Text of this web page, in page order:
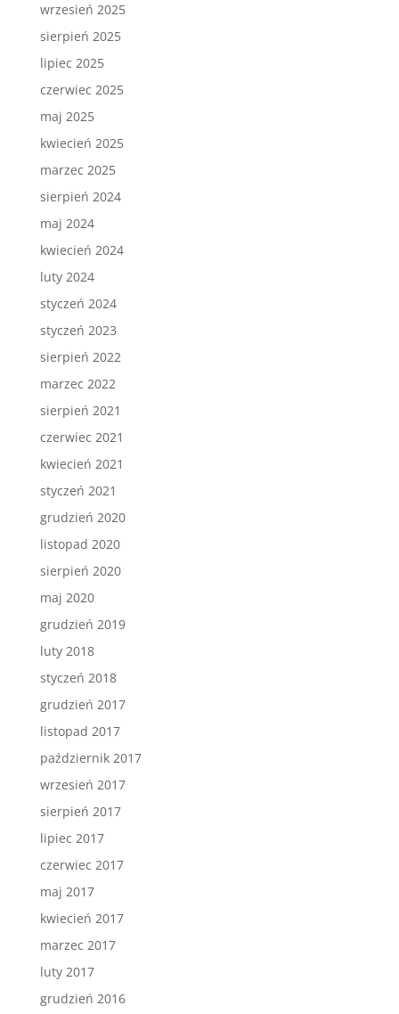
wrzesień 2025
sierpień 2025
lipiec 2025
czerwiec 2025
maj 2025
kwiecień 2025
marzec 2025
sierpień 2024
maj 2024
kwiecień 2024
luty 2024
styczeń 2024
styczeń 2023
sierpień 2022
marzec 2022
sierpień 2021
czerwiec 2021
kwiecień 2021
styczeń 2021
grudzień 2020
listopad 2020
sierpień 2020
maj 2020
grudzień 2019
luty 2018
styczeń 2018
grudzień 2017
listopad 2017
październik 2017
wrzesień 2017
sierpień 2017
lipiec 2017
czerwiec 2017
maj 2017
kwiecień 2017
marzec 2017
luty 2017
grudzień 2016